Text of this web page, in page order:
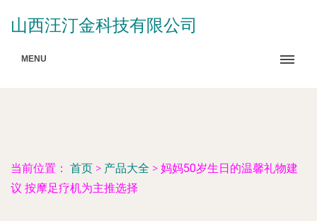
山西汪汀金科技有限公司
MENU
当前位置： 首页 > 产品大全 > 妈妈50岁生日的温馨礼物建
议 按摩足疗机为主推选择